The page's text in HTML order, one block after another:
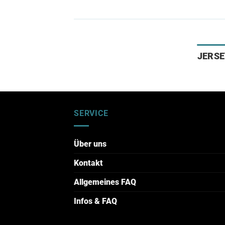
SERVICE
Über uns
Kontakt
Allgemeines FAQ
Infos & FAQ